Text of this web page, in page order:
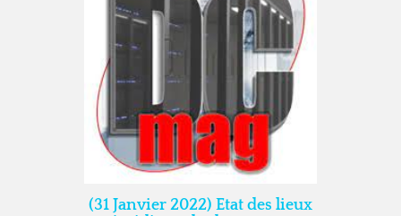
(31 Janvier 2022) Etat des lieux